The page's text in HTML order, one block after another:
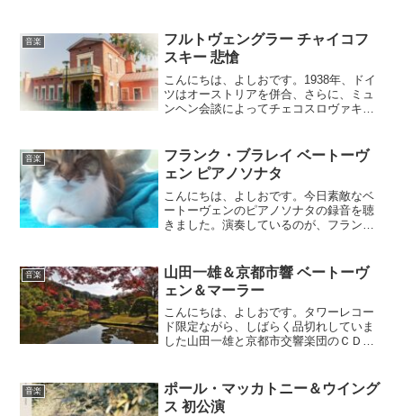
す。コンサートのタイトルは、「ベート
ーヴェンは凄い！全...
音楽
フルトヴェングラー チャイコフ
スキー 悲愴
こんにちは、よしおです。1938年、ドイ
ツはオーストリアを併合、さらに、ミュ
ンヘン会談によってチェコスロヴァキア
の野心は現実のものとなっていき、世界
大戦への序章が始まり...
音楽
フランク・ブラレイ ベートーヴ
ェン ピアノソナタ
こんにちは、よしおです。今日素敵なベ
ートーヴェンのピアノソナタの録音を聴
きました。演奏しているのが、フランス
2001年に出たアルバムなので、もう20年
以上経ちますが...
音楽
山田一雄＆京都市響 ベートーヴ
ェン＆マーラー
こんにちは、よしおです。タワーレコー
ド限定ながら、しばらく品切れしていま
した山田一雄と京都市交響楽団のＣＤが
後30年のヤマカズの名盤2タイトル。マー
ラーは京響創立25...
音楽
ポール・マッカトニー＆ウイング
ス 初公演